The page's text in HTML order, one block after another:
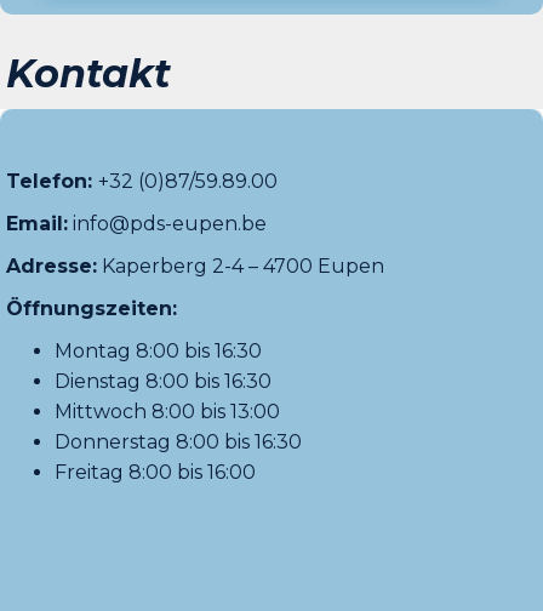
Kontakt
Telefon: +32 (0)87/59.89.00
Email: info@pds-eupen.be
Adresse: Kaperberg 2-4 – 4700 Eupen
Öffnungszeiten:
Montag 8:00 bis 16:30
Dienstag 8:00 bis 16:30
Mittwoch 8:00 bis 13:00
Donnerstag 8:00 bis 16:30
Freitag 8:00 bis 16:00